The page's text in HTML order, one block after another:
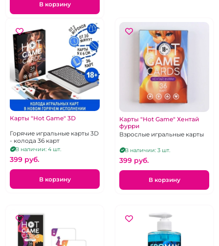
В корзину
Карты "Hot Game" 3D
Горячие игральные карты 3D
- колода 36 карт
В наличии: 4 шт.
399 pуб.
В корзину
Карты "Hot Game" Хентай
фурри
Взрослые игральные карты
В наличии: 3 шт.
399 pуб.
В корзину